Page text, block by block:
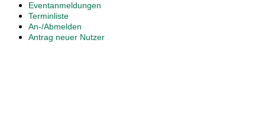
Eventanmeldungen
Terminliste
An-/Abmelden
Antrag neuer Nutzer